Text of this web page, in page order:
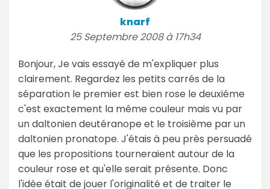
knarf
25 Septembre 2008 à 17h34
Bonjour, Je vais essayé de m'expliquer plus
clairement. Regardez les petits carrés de la
séparation le premier est bien rose le deuxiéme
c'est exactement la même couleur mais vu par
un daltonien deutéranope et le troisième par un
daltonien pronatope. J'étais à peu près persuadé
que les propositions tourneraient autour de la
couleur rose et qu'elle serait présente. Donc
l'idée était de jouer l'originalité et de traiter le